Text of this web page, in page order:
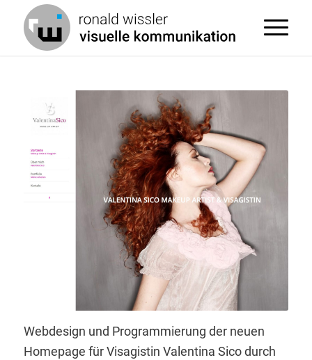
Webdesign und Programmierung der neuen
Homepage für Visagistin Valentina Sico durch